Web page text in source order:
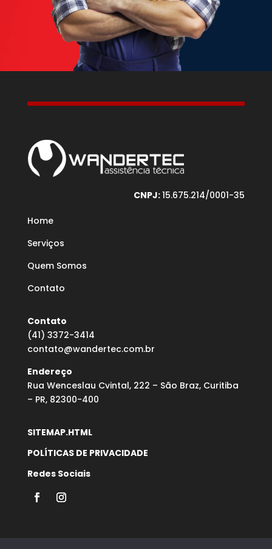
CNPJ:15.675.214/0001-35
Home
Serviços
Quem Somos
Contato
Contato
(41) 3372-3414
contato@wandertec.com.br
Endereço
Rua Wenceslau Cvintal, 222 – São Braz, Curitiba
– PR, 82300-400
SITEMAP.HTML
POLÍTICAS DE PRIVACIDADE
Redes Sociais